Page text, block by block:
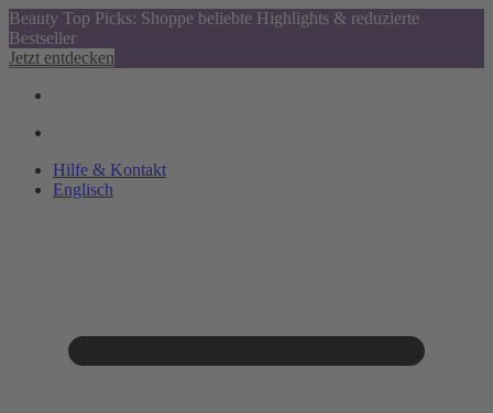
Beauty Top Picks: Shoppe beliebte Highlights & reduzierte
Bestseller
Jetzt entdecken
Hilfe & Kontakt
Englisch